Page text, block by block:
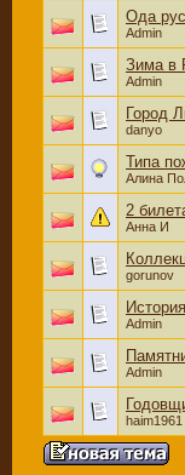
Ода
Admin
Зима в
Admin
Город
danyo
Типа
Алина
2
Анна И
gorunov
Admin
Admin
haim1961